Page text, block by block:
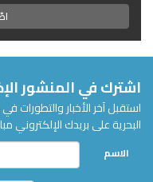
اشترك في المنشور
استقبل آخر الأخبار
البحرية على بريدك الإلكتروني
الاسم